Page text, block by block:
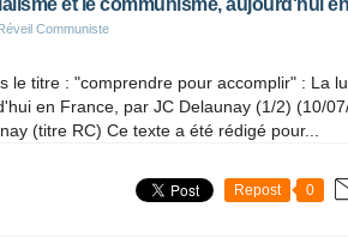
et le communisme, aujourd'hui
Communiste
le titre : "comprendre pour accomplir" : La
en France, par JC Delaunay (1/2) (10/
(titre RC) Ce texte a été rédigé pour...
Repost 0